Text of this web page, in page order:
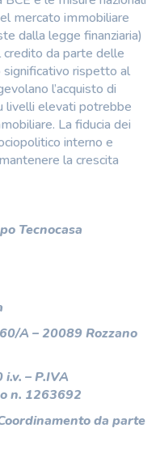
mercato immobiliare
dalla legge finanziaria)
credito da parte delle
rispetto al
l’acquisto di
livelli elevati potrebbe
La fiducia dei
interno e
la crescita
Tecnocasa
A – 20089 Rozzano
– P.IVA
n. 1263692
da parte